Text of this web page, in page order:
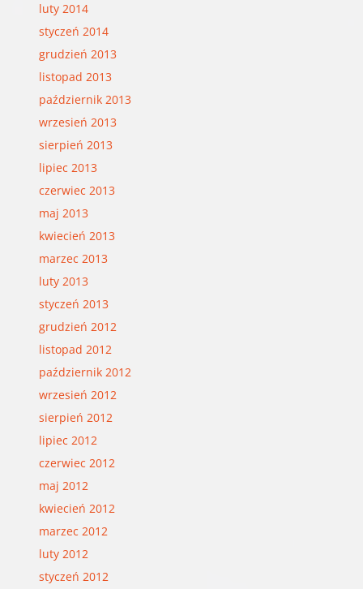
luty 2014
styczeń 2014
grudzień 2013
listopad 2013
październik 2013
wrzesień 2013
sierpień 2013
lipiec 2013
czerwiec 2013
maj 2013
kwiecień 2013
marzec 2013
luty 2013
styczeń 2013
grudzień 2012
listopad 2012
październik 2012
wrzesień 2012
sierpień 2012
lipiec 2012
czerwiec 2012
maj 2012
kwiecień 2012
marzec 2012
luty 2012
styczeń 2012